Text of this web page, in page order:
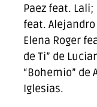
Paez feat. Lali;
feat. Alejandro
Elena Roger
de Ti” de
“Bohemio” de
Iglesias.